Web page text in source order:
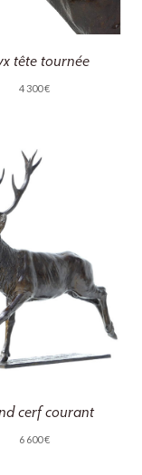
tête tournée
4 300€
cerf courant
6 600€